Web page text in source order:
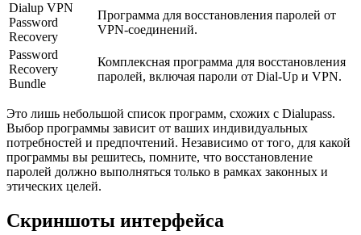
Dialup VPN
Password
Recovery
Программа для восстановления паролей от
VPN-соединений.
Password
Recovery
Bundle
Комплексная программа для восстановления
паролей, включая пароли от Dial-Up и VPN.
Это лишь небольшой список программ, схожих с Dialupass.
Выбор программы зависит от ваших индивидуальных
потребностей и предпочтений. Независимо от того, для какой
программы вы решитесь, помните, что восстановление
паролей должно выполняться только в рамках законных и
этических целей.
Скриншоты интерфейса